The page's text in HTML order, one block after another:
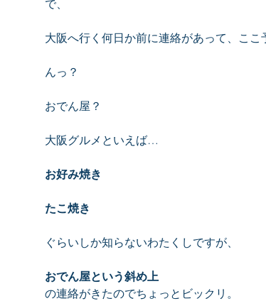
で、
大阪へ行く何日か前に連絡があって、ここ
んっ？
おでん屋？
大阪グルメといえば…
お好み焼き
たこ焼き
ぐらいしか知らないわたくしですが、
おでん屋という斜め上
の連絡がきたのでちょっとビックリ。